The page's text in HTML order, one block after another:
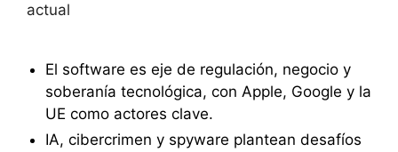
actual
El software es eje de regulación, negocio y
soberanía tecnológica, con Apple, Google y la
UE como actores clave.
IA, cibercrimen y spyware plantean desafíos